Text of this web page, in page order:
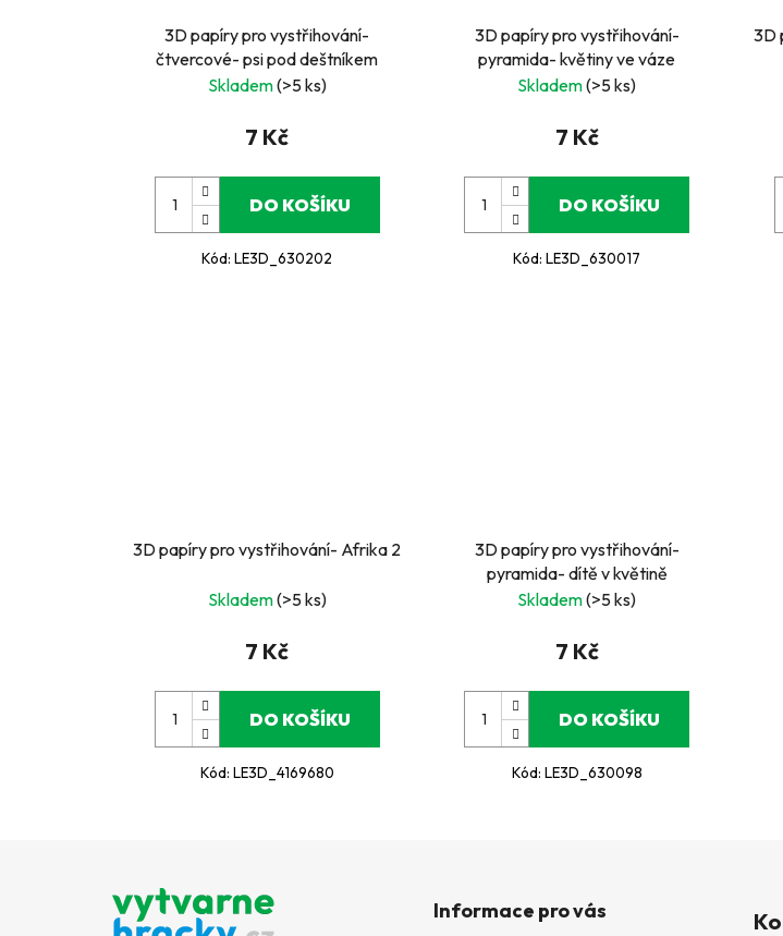
3D papíry pro vystřihování-
čtvercové- psi pod deštníkem
Skladem(>5 ks)
7 Kč
DO KOŠÍKU
Kód:LE3D_630202
3D papíry pro vystřihování-
pyramida- květiny ve váze
Skladem(>5 ks)
7 Kč
DO KOŠÍKU
Kód:LE3D_630017
3D
3D papíry pro vystřihování- Afrika 2
Skladem(>5 ks)
7 Kč
DO KOŠÍKU
Kód: LE3D_4169680
3D papíry pro vystřihování-
pyramida- dítě v květině
Skladem(>5 ks)
7 Kč
DO KOŠÍKU
Kód: LE3D_630098
Informace pro vás